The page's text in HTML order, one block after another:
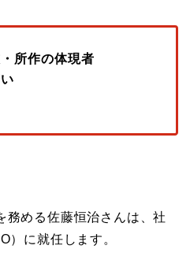
所作の体現者
務める佐藤恒治さんは、社
）に就任します。